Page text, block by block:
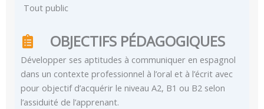
Tout public
OBJECTIFS PÉDAGOGIQUES
Développer ses aptitudes à communiquer en espagnol
dans un contexte professionnel à l’oral et à l’écrit avec
pour objectif d’acquérir le niveau A2, B1 ou B2 selon
l’assiduité de l’apprenant.